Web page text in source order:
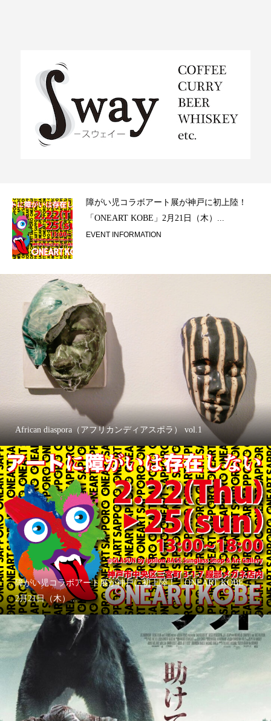
障がい児コラボアート展が神戸に初上陸！
「ONEART KOBE」2月21日（木）...
EVENT INFORMATION
African diaspora（アフリカンディアスポラ） vol.1
障がい児コラボアート展が神戸に初上陸！「ONEART KOBE」
2月21日（木）...